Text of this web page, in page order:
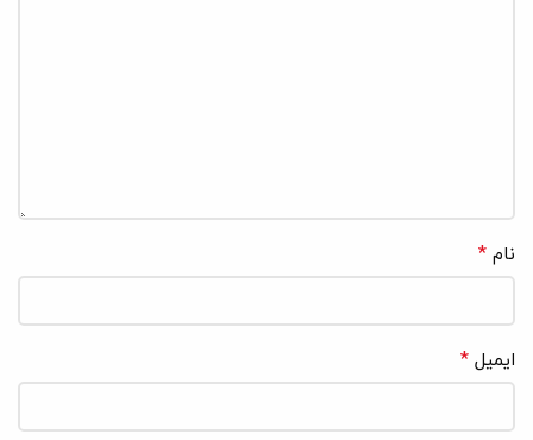
نام*
ایمیل*